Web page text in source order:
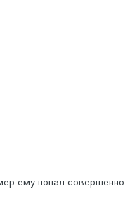
ему попал совершенно